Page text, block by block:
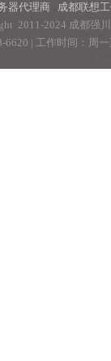
器代理商
成都联想
2011-2024 成都强
6620 | 工作时间：周